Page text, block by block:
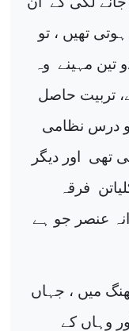
تھیں ، تو
تین مہینے وہ
تربیت حاصل
درس نظامی
تھی اور دیگر
فرقہ
عنصر جو ہے
میں ، جہاں
وہاں کے